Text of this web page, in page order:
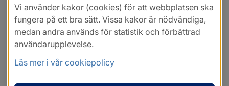
Vi använder kakor (cookies) för att webbplatsen ska
fungera på ett bra sätt. Vissa kakor är nödvändiga,
medan andra används för statistik och förbättrad
användarupplevelse.
Läs mer i vår cookiepolicy